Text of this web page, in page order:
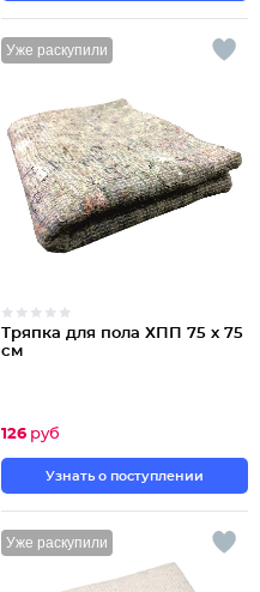
Уже раскупили
Тряпка для пола ХПП 75 х 75
см
126 руб
Узнать о поступлении
Уже раскупили